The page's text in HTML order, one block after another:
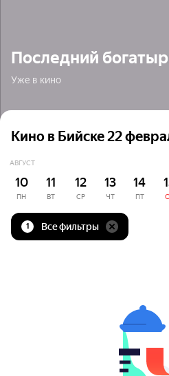
Последний
Уже в кино
Кино в Бийске 22
АВГУСТ
10
ПН
11
ВТ
12
СР
13
ЧТ
14
ПТ
1 Все фильтры